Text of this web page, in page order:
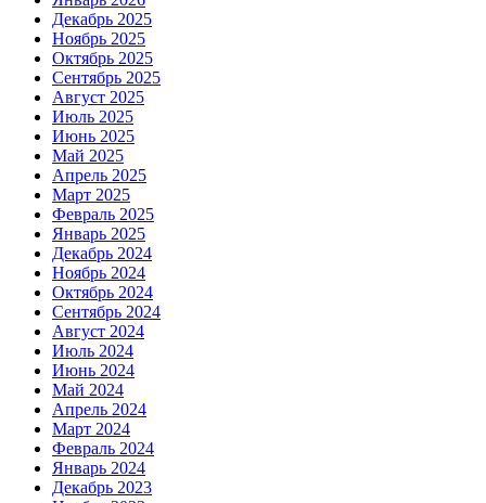
Декабрь 2025
Ноябрь 2025
Октябрь 2025
Сентябрь 2025
Август 2025
Июль 2025
Июнь 2025
Май 2025
Апрель 2025
Март 2025
Февраль 2025
Январь 2025
Декабрь 2024
Ноябрь 2024
Октябрь 2024
Сентябрь 2024
Август 2024
Июль 2024
Июнь 2024
Май 2024
Апрель 2024
Март 2024
Февраль 2024
Январь 2024
Декабрь 2023